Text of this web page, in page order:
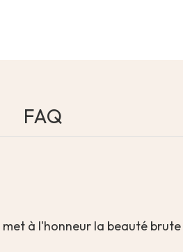
FAQ
met à l'honneur la beauté